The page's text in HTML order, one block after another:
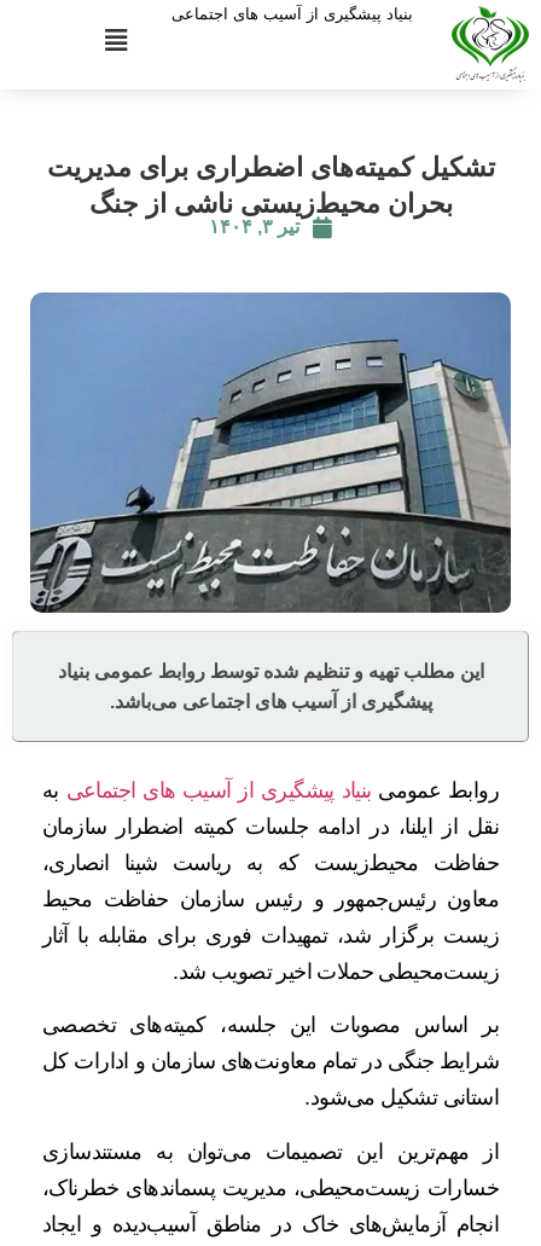
بنیاد پیشگیری از آسیب های اجتماعی
تشکیل کمیته‌های اضطراری برای مدیریت
بحران محیط‌زیستی ناشی از جنگ
تیر ۳, ۱۴۰۴
این مطلب تهیه و تنظیم شده توسط روابط عمومی بنیاد
پیشگیری از آسیب های اجتماعی می‌باشد.
روابط عمومی بنیاد پیشگیری از آسیب های اجتماعی به
نقل از ایلنا، در ادامه جلسات کمیته اضطرار سازمان
حفاظت محیط‌زیست که به ریاست شینا انصاری،
معاون رئیس‌جمهور و رئیس سازمان حفاظت محیط
زیست برگزار شد، تمهیدات فوری برای مقابله با آثار
زیست‌محیطی حملات اخیر تصویب شد.
بر اساس مصوبات این جلسه، کمیته‌های تخصصی
شرایط جنگی در تمام معاونت‌های سازمان و ادارات کل
استانی تشکیل می‌شود.
از مهم‌ترین این تصمیمات می‌توان به مستندسازی
خسارات زیست‌محیطی، مدیریت پسماندهای خطرناک،
انجام آزمایش‌های خاک در مناطق آسیب‌دیده و ایجاد